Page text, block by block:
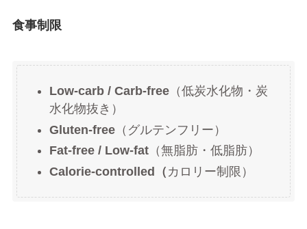
食事制限
Low-carb / Carb-free（低炭水化物・炭
水化物抜き）
Gluten-free（グルテンフリー）
Fat-free / Low-fat（無脂肪・低脂肪）
Calorie-controlled（ カロリー制限）